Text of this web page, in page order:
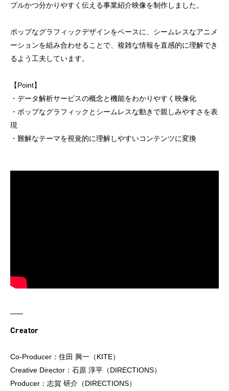
プルかつ分かりやすく伝える事業紹介映像を制作しました。
ポップなグラフィックデザインをベースに、シームレスなアニメ
ーションを組み合わせることで、複雑な情報を直感的に理解でき
るよう工夫しています。
【Point】
・データ解析サービスの概念と機能をわかりやすく映像化
・ポップなグラフィックとシームレスな動きで親しみやすさを表
現
・難解なテーマを視覚的に理解しやすいコンテンツに変換
Creator
Co-Producer：住田 興一（KITE）
Creative Director：石原 淳平（DIRECTIONS）
Producer：志賀 研介（DIRECTIONS）